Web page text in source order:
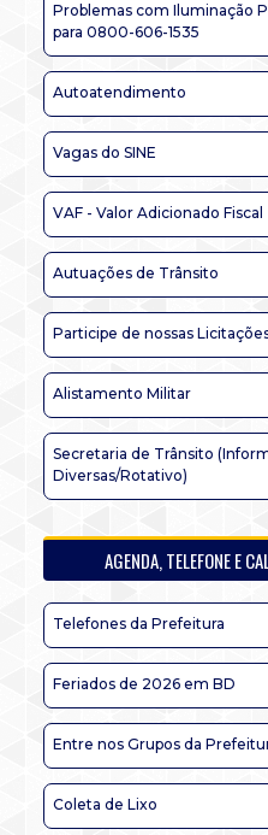
Problemas com Iluminação
para 0800-606-1535
Autoatendimento
Vagas do SINE
VAF - Valor Adicionado Fiscal
Autuações de Trânsito
Participe de nossas
Alistamento Militar
Secretaria de Trânsito
Diversas/Rotativo)
AGENDA, TELEFONE E
Telefones da Prefeitura
Feriados de 2026 em BD
Entre nos Grupos da
Coleta de Lixo